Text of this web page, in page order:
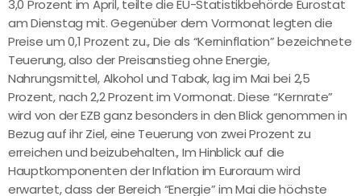
3,0 Prozent im April, teilte die EU-Statistikbehörde Eurostat
am Dienstag mit. Gegenüber dem Vormonat legten die
Preise um 0,1 Prozent zu., Die als “Kerninflation” bezeichnete
Teuerung, also der Preisanstieg ohne Energie,
Nahrungsmittel, Alkohol und Tabak, lag im Mai bei 2,5
Prozent, nach 2,2 Prozent im Vormonat. Diese “Kernrate”
wird von der EZB ganz besonders in den Blick genommen in
Bezug auf ihr Ziel, eine Teuerung von zwei Prozent zu
erreichen und beizubehalten., Im Hinblick auf die
Hauptkomponenten der Inflation im Euroraum wird
erwartet, dass der Bereich “Energie” im Mai die höchste